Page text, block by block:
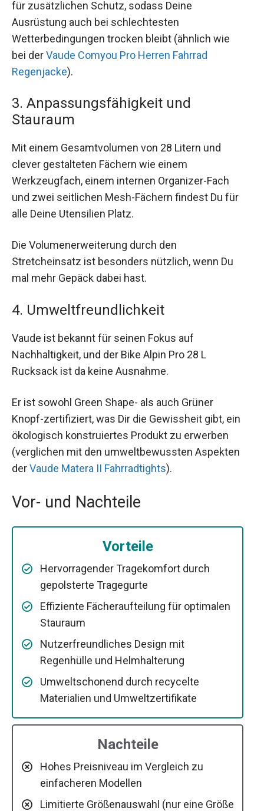
für zusätzlichen Schutz, sodass Deine
Ausrüstung auch bei schlechtesten
Wetterbedingungen trocken bleibt (ähnlich wie
bei derVaude Comyou Pro Herren Fahrrad
Regenjacke).
3. Anpassungsfähigkeit und
Stauraum
Mit einem Gesamtvolumen von 28 Litern und
clever gestalteten Fächern wie einem
Werkzeugfach, einem internen Organizer-Fach
und zwei seitlichen Mesh-Fächern findest Du für
alle Deine Utensilien Platz.
Die Volumenerweiterung durch den
Stretcheinsatz ist besonders nützlich, wenn Du
mal mehr Gepäck dabei hast.
4. Umweltfreundlichkeit
Vaude ist bekannt für seinen Fokus auf
Nachhaltigkeit, und der Bike Alpin Pro 28 L
Rucksack ist da keine Ausnahme.
Er ist sowohl Green Shape- als auch Grüner
Knopf-zertifiziert, was Dir die Gewissheit gibt, ein
ökologisch konstruiertes Produkt zu erwerben
(verglichen mit den umweltbewussten Aspekten
derVaude Matera II Fahrradtights).
Vor- und Nachteile
Vorteile
Hervorragender Tragekomfort durch
gepolsterte Tragegurte
Effiziente Fächeraufteilung für optimalen
Stauraum
Nutzerfreundliches Design mit
Regenhülle und Helmhalterung
Umweltschonend durch recycelte
Materialien und Umweltzertifikate
Nachteile
Hohes Preisniveau im Vergleich zu
einfacheren Modellen
Limitierte Größenauswahl (nur eine Größe